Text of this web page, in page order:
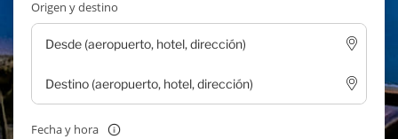
Origen y destino
Fecha y hora